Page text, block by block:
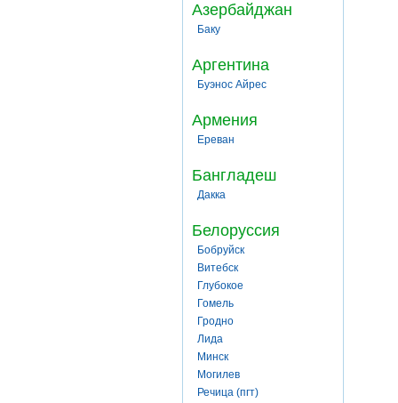
Азербайджан
Баку
Аргентина
Буэнос Айрес
Армения
Ереван
Бангладеш
Дакка
Белоруссия
Бобруйск
Витебск
Глубокое
Гомель
Гродно
Лида
Минск
Могилев
Речица (пгт)